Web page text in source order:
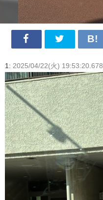
1: 2025/04/22(火) 19:53:20.678